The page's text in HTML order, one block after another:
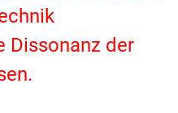
Dissonanz der